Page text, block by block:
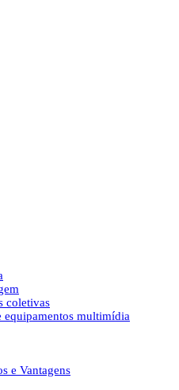
coletivas
equipamentos multimídia
e Vantagens